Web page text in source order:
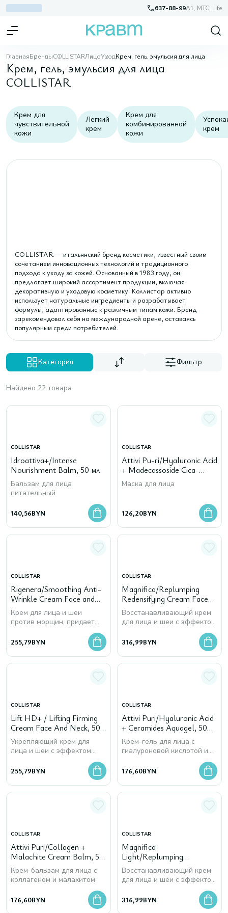
637-88-99A1, МТС, Life
ГлавнаяБрендыCOLLISTARЛицоУходКрем, гель, эмульсия для лица
Крем, гель, эмульсия для лица
COLLISTAR
Крем для
чувствительной
кожи
Легкий
крем
Крем для
комбинированной
кожи
крем
COLLISTAR — итальянский бренд косметики, известный своим
сочетанием инновационных технологий и традиционного
подхода к уходу за кожей. Основанный в 1983 году, он
предлагает широкий ассортимент продукции, включая
декоративную и уходовую косметику. Коллистар активно
использует натуральные ингредиенты и разрабатывает
формулы, адаптированные к различным типам кожи. Бренд
зарекомендовал себя на международной арене, оставаясь
популярным среди потребителей.
Категория Фильтр
Найдено 22 товара
COLLISTAR
Idroattiva+/Intense
Nourishment Balm, 50 мл
Бальзам для лица
питательный
140,56BYN
COLLISTAR
Attivi Pu-ri/Hyaluronic Acid
+ Madecassoside Cica-
Mask, 75мл
Маска для лица
126,20BYN
COLLISTAR
Rigenera/Smoothing Anti-
Wrinkle Cream Face and
Neck, 50 мл
Крем для лица и шеи
против морщин, придает
255,79BYN
COLLISTAR
Magnifica/Replumping
Redensifying Cream Face
And Neck, 50 мл
Восстанавливающий крем
для лица и шеи с эффектом
316,99BYN
COLLISTAR
Lift HD+ / Lifting Firming
Cream Face And Neck, 50
мл
Укрепляющий крем для
лица и шеи с эффектом
255,79BYN
COLLISTAR
Attivi Puri/Hyaluronic Acid
+ Ceramides Aquagel, 50
мл
Крем-гель для лица с
гиалуроновой кислотой и
176,60BYN
COLLISTAR
Attivi Puri/Collagen +
Malachite Cream Balm, 50
мл
Крем-бальзам для лица с
коллагеном и малахитом
176,60BYN
COLLISTAR
Magnifica
Light/Replumping
Redensifying Cream Face
And Neck, 50 мл
Восстанавливающий крем
для лица и шеи с эффектом
316,99BYN